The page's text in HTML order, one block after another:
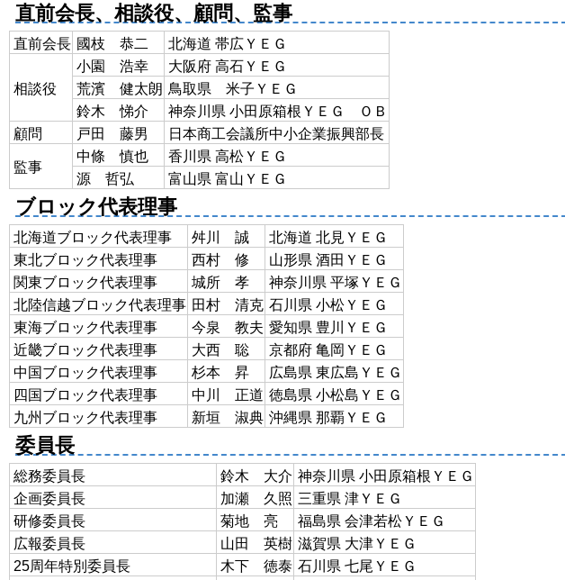
直前会長、相談役、顧問、監事
直前会長 國枝 恭二 北海道 帯広ＹＥＧ
相談役
小園 浩幸
大阪府 高石ＹＥＧ
荒濱 健太朗 鳥取県 米子ＹＥＧ
鈴木 悌介
神奈川県 小田原箱根ＹＥＧ ＯＢ
顧問
戸田 藤男 日本商工会議所中小企業振興部長
監事
中條 慎也
香川県 高松ＹＥＧ
源 哲弘
富山県 富山ＹＥＧ
ブロック代表理事
北海道ブロック代表理事 舛川 誠
北海道 北見ＹＥＧ
東北ブロック代表理事
西村 修
山形県 酒田ＹＥＧ
関東ブロック代表理事
城所 孝
神奈川県 平塚ＹＥＧ
北陸信越ブロック代表理事 田村 清克 石川県 小松ＹＥＧ
東海ブロック代表理事
今泉 教夫 愛知県 豊川ＹＥＧ
近畿ブロック代表理事
大西 聡
京都府 亀岡ＹＥＧ
中国ブロック代表理事
杉本 昇
広島県 東広島ＹＥＧ
四国ブロック代表理事
中川 正道 徳島県 小松島ＹＥＧ
九州ブロック代表理事
新垣 淑典 沖縄県 那覇ＹＥＧ
委員長
総務委員長 鈴木 大介 神奈川県 小田原箱根ＹＥＧ
企画委員長
加瀬 久照 三重県 津ＹＥＧ
研修委員長
菊地 亮
福島県 会津若松ＹＥＧ
広報委員長
山田 英樹 滋賀県 大津ＹＥＧ
25周年特別委員長
木下 徳泰 石川県 七尾ＹＥＧ